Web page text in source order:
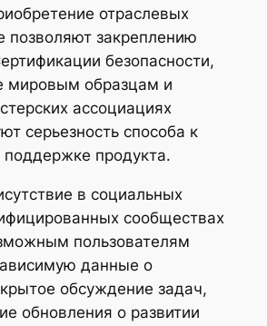
отраслевых
позволяют закреплению
безопасности,
мировым образцам и
ассоциациях
серьезность способа к
поддержке продукта.
в социальных
сообществах
пользователям
данные о
обсуждение задач,
обновления о развитии